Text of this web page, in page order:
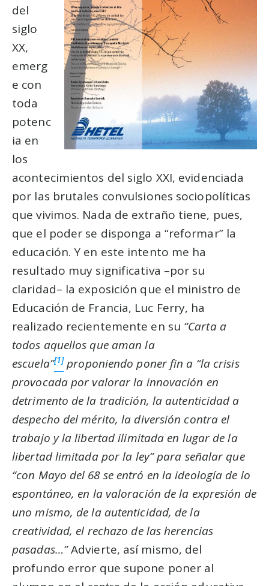
del
siglo
XX,
emerg
e con
toda
potenc
ia en
los
acontecimientos del siglo XXI, evidenciada
por las brutales convulsiones sociopolíticas
que vivimos. Nada de extraño tiene, pues,
que el poder se disponga a “reformar” la
educación. Y en este intento me ha
resultado muy significativa –por su
claridad– la exposición que el ministro de
Educación de Francia, Luc Ferry, ha
realizado recientemente en su “Carta a
todos aquellos que aman la
escuela”[1]proponiendo poner fin a “la crisis
provocada por valorar la innovación en
detrimento de la tradición, la autenticidad a
despecho del mérito, la diversión contra el
trabajo y la libertad ilimitada en lugar de la
libertad limitada por la ley” para señalar que
“con Mayo del 68 se entró en la ideología de lo
espontáneo, en la valoración de la expresión de
uno mismo, de la autenticidad, de la
creatividad, el rechazo de las herencias
pasadas…”Advierte, así mismo, del
profundo error que supone poner al